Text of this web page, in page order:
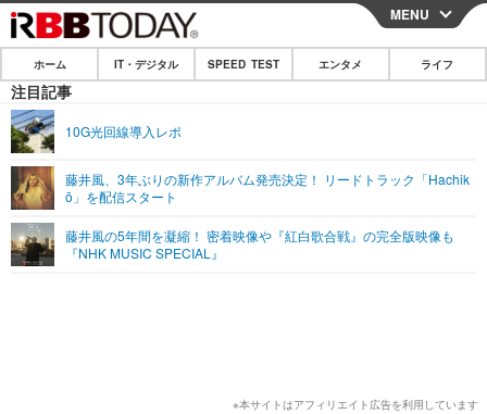
CLOSE
ホーム
IT・デジタル
ネタ
ショッピング その他
SPEED TEST
エンタメ
エンタメTOP
ライフ
MENU
ホーム IT・デジタル SPEED TEST エンタメ ライフ
注目記事
10G光回線導入レポ
藤井風、3年ぶりの新作アルバム発売決定！ リードトラック「Hachik
ō」を配信スタート
藤井風の5年間を凝縮！ 密着映像や『紅白歌合戦』の完全版映像も
『NHK MUSIC SPECIAL』